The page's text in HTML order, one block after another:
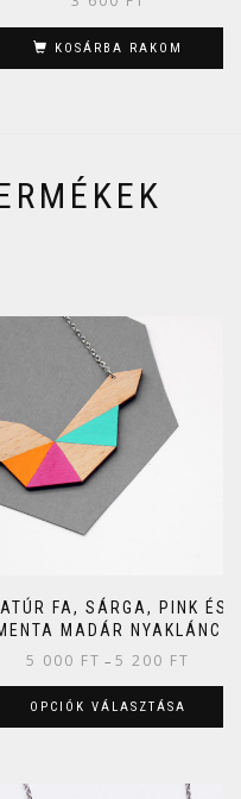
KOSÁRBA RAKOM
FA, SÁRGA, PINK ÉS
MADÁR NYAKLÁNC
5 000 FT – 5 200 FT
OPCIÓK VÁLASZTÁSA